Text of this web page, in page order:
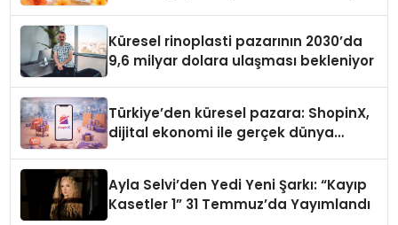
Küresel rinoplasti pazarının 2030’da
9,6 milyar dolara ulaşması bekleniyor
Türkiye’den küresel pazara: ShopinX,
dijital ekonomi ile gerçek dünya
Ayla Selvi’den Yedi Yeni Şarkı: “Kayıp
Kasetler 1” 31 Temmuz’da Yayımlandı